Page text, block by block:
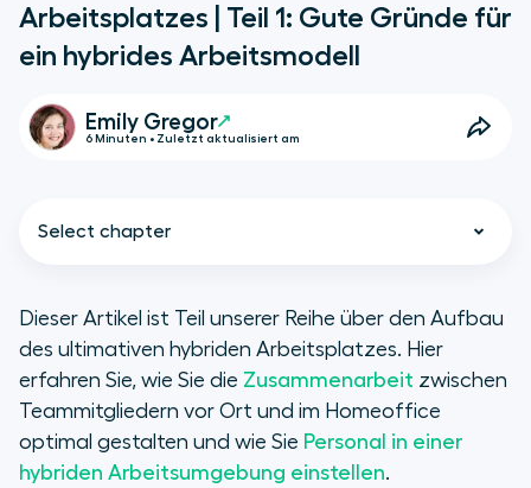
Arbeitsplatzes | Teil 1: Gute Gründe für
ein hybrides Arbeitsmodell
Emily Gregor
6 Minuten • Zuletzt aktualisiert am
Select chapter
Was ist ein hybrider Arbeitsplatz?
Was sind die Vorteile eines
hybriden Arbeitsplatzes?
Dieser Artikel ist Teil unserer Reihe über den Aufbau
des ultimativen hybriden Arbeitsplatzes. Hier
erfahren Sie, wie Sie die Zusammenarbeit zwischen
Teammitgliedern vor Ort und im Homeoffice
optimal gestalten und wie Sie Personal in einer
hybriden Arbeitsumgebung einstellen.